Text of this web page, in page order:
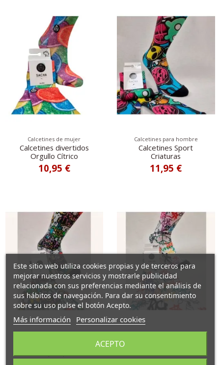
Calcetines de mujer
Calcetines divertidos
Orgullo Cítrico
10,95 €
Calcetines para hombre
Calcetines Sport
Criaturas
11,95 €
Este sitio web utiliza cookies propias y de terceros para
mejorar nuestros servicios y mostrarle publicidad
relacionada con sus preferencias mediante el análisis de
sus hábitos de navegación. Para dar su consentimiento
sobre su uso pulse el botón Acepto.
Más información Personalizar cookies
ACEPTO